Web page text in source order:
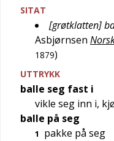
SITAT
[grøtklatten]
Asbjørnsen
1879)
UTTRYKK
balle seg fast i
vikle seg inn i,
balle på seg
1
pakke på seg